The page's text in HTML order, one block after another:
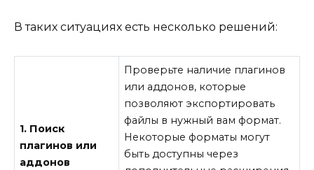
В таких ситуациях есть несколько решений:
1. Поиск
плагинов или
аддонов
Проверьте наличие плагинов
или аддонов, которые
позволяют экспортировать
файлы в нужный вам формат.
Некоторые форматы могут
быть доступны через